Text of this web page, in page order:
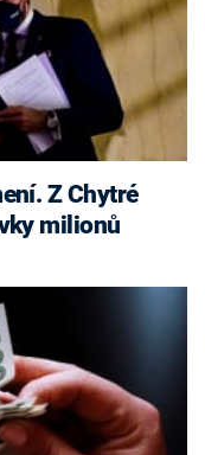
Z Chytré
milionů